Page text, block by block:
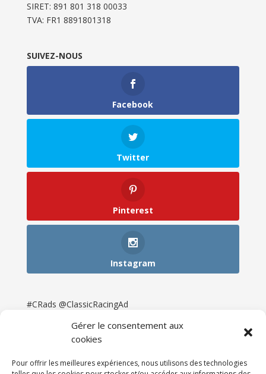
Gérer le consentement aux
cookies
Pour offrir les meilleures expériences, nous utilisons des technologies
SIRET: 891 801 318 00033
TVA: FR1 8891801318
SUIVEZ-NOUS
Facebook
Twitter
Pinterest
Instagram
#CRads @ClassicRacingAd